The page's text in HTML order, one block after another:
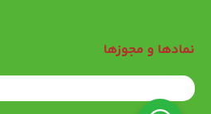
نمادها و مجوزها